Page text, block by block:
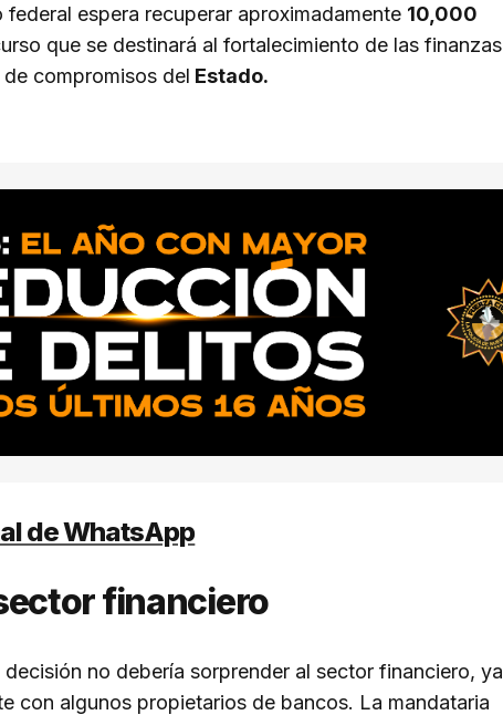
espera recuperar aproximadamente 10,000
que se destinará al fortalecimiento de las finanzas
compromisos del Estado.
de WhatsApp
financiero
no debería sorprender al sector financiero, ya
con algunos propietarios de bancos. La mandataria